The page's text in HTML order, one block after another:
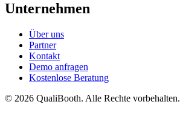
Unternehmen
Über uns
Partner
Kontakt
Demo anfragen
Kostenlose Beratung
© 2026 QualiBooth. Alle Rechte vorbehalten.